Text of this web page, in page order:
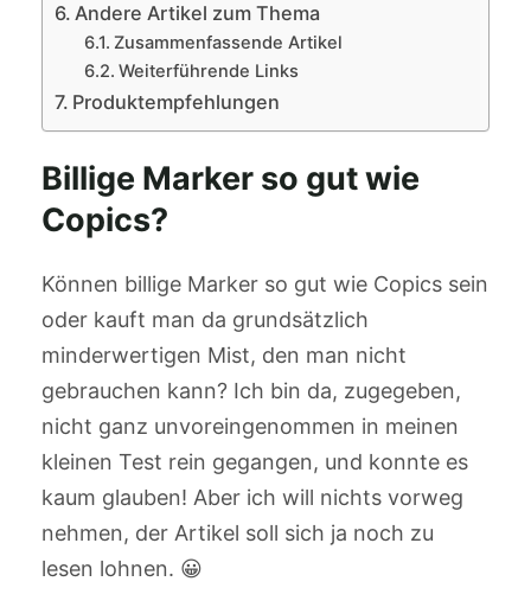
Andere Artikel zum Thema
Zusammenfassende Artikel
Weiterführende Links
Produktempfehlungen
Billige Marker so gut wie
Copics?
Können billige Marker so gut wie Copics sein
oder kauft man da grundsätzlich
minderwertigen Mist, den man nicht
gebrauchen kann? Ich bin da, zugegeben,
nicht ganz unvoreingenommen in meinen
kleinen Test rein gegangen, und konnte es
kaum glauben! Aber ich will nichts vorweg
nehmen, der Artikel soll sich ja noch zu
lesen lohnen. 😀